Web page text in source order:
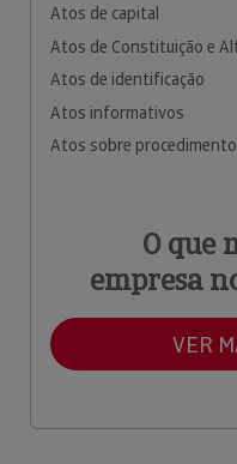
Atos de capital
Atos de Constituição e
Atos de identificação
Atos informativos
Atos sobre
O que
empresa
VER